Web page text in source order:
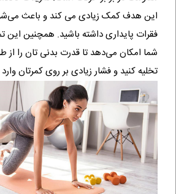
این هدف کمک زیادی می کند و باعث
فقرات پایداری داشته باشید. همچنین این
شما امکان می‌دهد تا قدرت بدنی تان را از
تخلیه کنید و فشار زیادی بر روی کمرتان